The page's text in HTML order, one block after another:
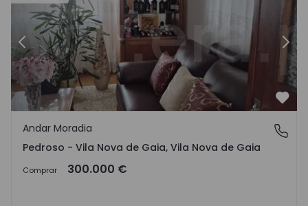
Anterior
Pedroso - Vila Nova de Gaia, Vila Nova de Gaia
Andar Moradia
Pedroso - Vila Nova de Gaia, Vila Nova de Gaia
Comprar 300.000 €